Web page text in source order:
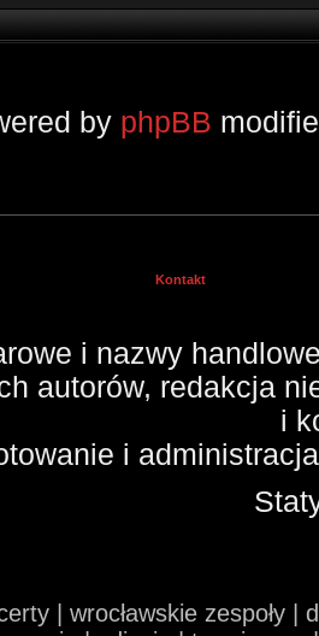
by phpBB
Kontakt
i nazwy
autorów, redakcja
i
i
| wrocławskie zespoły